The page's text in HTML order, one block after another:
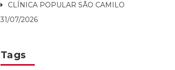
CLÍNICA POPULAR SÃO CAMILO
31/07/2026
Tags